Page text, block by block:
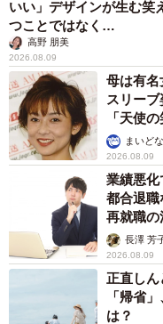
いい」デザインが生む
つことではなく…
高野 朋美
2026.08.09
母は有
スリーブ
「天使の
まいど
2026.08.09
業績悪
都合退
再就職の
アカウン
長澤 芳
2026.08.09
正直しん
「帰省
は？